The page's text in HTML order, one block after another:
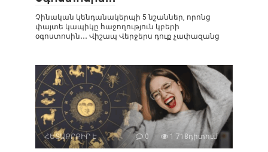
Չինական կենդանակերպի 5 նշաններ, որոնց
փայտե կապիկը հաջողություն կբերի
օգոստոսին․․․ Վիշապ Վերջերս դուք չափազանց
ՀԵՏԱՔՐՔԻՐ Է 0 1 718դիտում